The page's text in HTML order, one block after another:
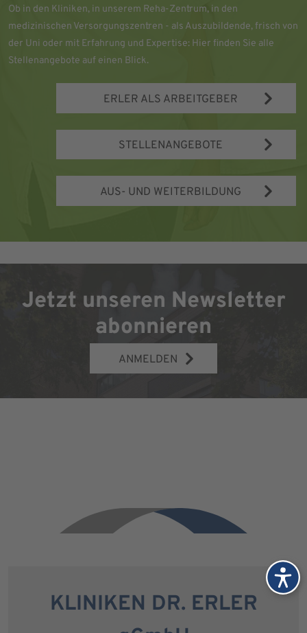
Ob in den Kliniken, in unserem Reha-Zentrum, in den
medizinischen Versorgungszentren - als Auszubildende, frisch von
der Uni oder mit Erfahrung und Expertise: Hier finden Sie alle
Stellenangebote auf einen Blick.
ERLER ALS ARBEITGEBER
STELLENANGEBOTE
AUS- UND WEITERBILDUNG
Jetzt unseren Newsletter
abonnieren
ANMELDEN
KLINIKEN DR. ERLER